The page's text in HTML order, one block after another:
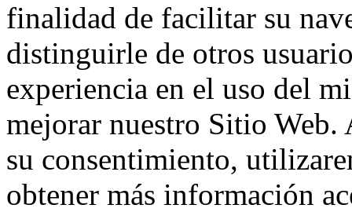
finalidad de facilitar su
distinguirle de otros
experiencia en el uso del
mejorar nuestro Sitio Web.
su consentimiento,
obtener más información